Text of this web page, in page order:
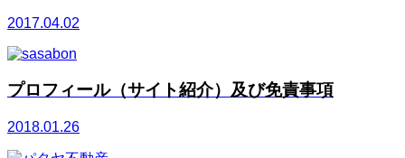
2017.04.02
プロフィール（サイト紹介）及び免責事項
2018.01.26